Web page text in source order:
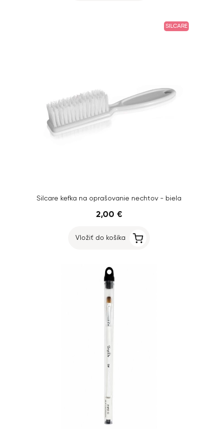
SILCARE
Silcare kefka na oprašovanie nechtov - biela
2,00 €
Vložiť do košíka